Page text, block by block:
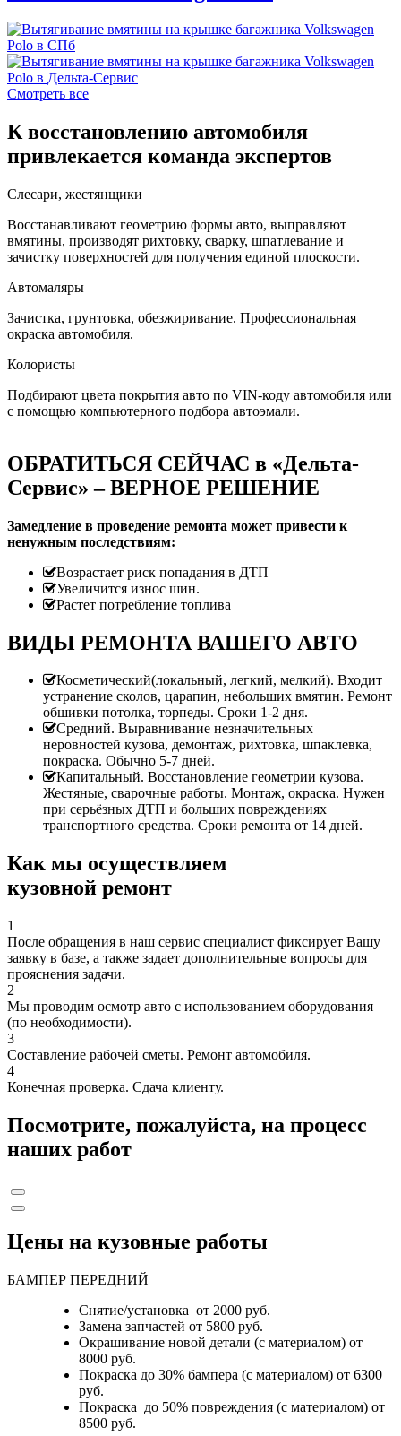
Смотреть все
К восстановлению автомобиля
привлекается команда экспертов
Слесари, жестянщики
Восстанавливают геометрию формы авто, выправляют
вмятины, производят рихтовку, сварку, шпатлевание и
зачистку поверхностей для получения единой плоскости.
Автомаляры
Зачистка, грунтовка, обезжиривание. Профессиональная
окраска автомобиля.
Колористы
Подбирают цвета покрытия авто по VIN-коду автомобиля или
с помощью компьютерного подбора автоэмали.
ОБРАТИТЬСЯ СЕЙЧАС в «Дельта-
Сервис» – ВЕРНОЕ РЕШЕНИЕ
Замедление в проведение ремонта может привести к
ненужным последствиям:
Возрастает риск попадания в ДТП
Увеличится износ шин.
Растет потребление топлива
ВИДЫ РЕМОНТА ВАШЕГО АВТО
Косметический(локальный, легкий, мелкий). Входит
устранение сколов, царапин, небольших вмятин. Ремонт
обшивки потолка, торпеды. Сроки 1-2 дня.
Средний. Выравнивание незначительных
неровностей кузова, демонтаж, рихтовка, шпаклевка,
покраска. Обычно 5-7 дней.
Капитальный. Восстановление геометрии кузова.
Жестяные, сварочные работы. Монтаж, окраска. Нужен
при серьёзных ДТП и больших повреждениях
транспортного средства. Сроки ремонта от 14 дней.
Как мы осуществляем
кузовной ремонт
1
После обращения в наш сервис специалист фиксирует Вашу
заявку в базе, а также задает дополнительные вопросы для
прояснения задачи.
2
Мы проводим осмотр авто с использованием оборудования
(по необходимости).
3
Составление рабочей сметы. Ремонт автомобиля.
4
Конечная проверка. Сдача клиенту.
Посмотрите, пожалуйста, на процесс
наших работ
Цены на кузовные работы
БАМПЕР ПЕРЕДНИЙ
Снятие/установка от 2000 руб.
Замена запчастей от 5800 руб.
Окрашивание новой детали (с материалом) от
8000 руб.
Покраска до 30% бампера (с материалом) от 6300
руб.
Покраска до 50% повреждения (с материалом) от
8500 руб.